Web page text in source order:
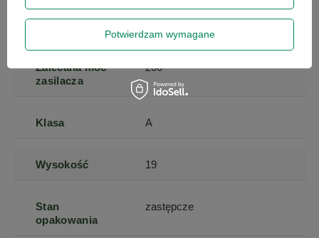
Zalecana moc
zasilacza
200
Klasa A
Wysokość 19
Stan
opakowania
zastępcze
Potwierdzam wymagane